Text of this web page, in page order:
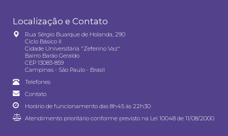
Localização e Contato
Rua Sérgio Buarque de Holanda, 290
Ciclo Básico II
Cidade Universitária "Zeferino Vaz"
Bairro Barão Geraldo
CEP 13083-859
Campinas - São Paulo - Brasil
Telefones
Contato
Horário de funcionamento das 8h45 às 22h30
Atendimento prioritário conforme previsto na Lei 10048 de 11/08/2000